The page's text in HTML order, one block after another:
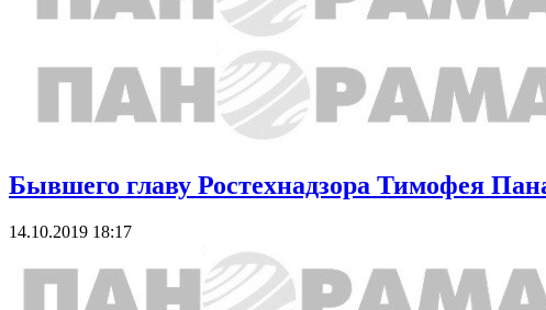
Бывшего главу Ростехнадзора Тимофея
14.10.2019 18:17